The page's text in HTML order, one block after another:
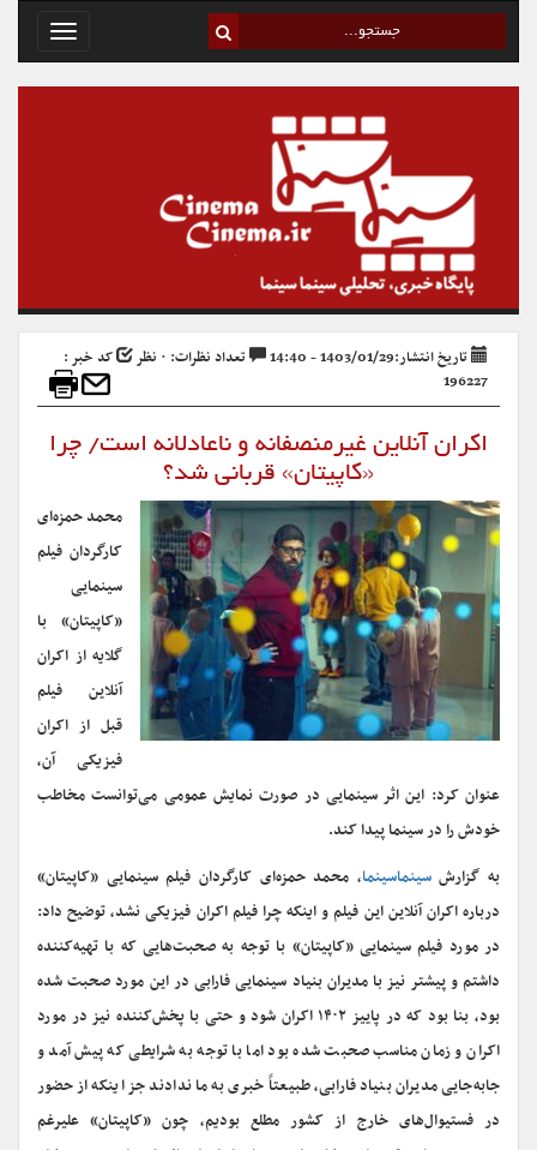
Toggle
تاریخ انتشار:1403/01/29 - 14:40 تعداد نظرات: ۰ نظر
کد خبر :
196227
اکران آنلاین غیرمنصفانه و ناعادلانه است/ چرا
«کاپیتان» قربانی شد؟
محمد حمزه‌ای
کارگردان فیلم
سینمایی
«کاپیتان» با
گلایه از اکران
آنلاین فیلم
قبل از اکران
فیزیکی آن،
عنوان کرد: این اثر سینمایی در صورت نمایش عمومی می‌توانست مخاطب
خودش را در سینما پیدا کند.
به گزارشسینماسینما، محمد حمزه‌ای کارگردان فیلم سینمایی «کاپیتان»
درباره اکران آنلاین این فیلم و اینکه چرا فیلم اکران فیزیکی نشد، توضیح داد:
در مورد فیلم سینمایی «کاپیتان» با توجه به صحبت‌هایی که با تهیه‌کننده
داشتم و پیشتر نیز با مدیران بنیاد سینمایی فارابی در این مورد صحبت شده
بود، بنا بود که در پاییز ۱۴۰۲ اکران شود و حتی با پخش‌کننده نیز در مورد
اکران و زمان مناسب صحبت شده بود اما با توجه به شرایطی که پیش آمد و
جابه‌جایی مدیران بنیاد فارابی، طبیعتاً خبری به ما ندادند جز اینکه از حضور
در فستیوال‌های خارج از کشور مطلع بودیم، چون «کاپیتان» علیرغم